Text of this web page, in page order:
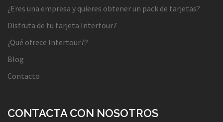
¿Eres una empresa y quieres obtener un pack de tarjetas?
Disfruta de tu tarjeta Intertour7
¿Qué ofrece Intertour7?
Blog
Contacto
CONTACTA CON NOSOTROS